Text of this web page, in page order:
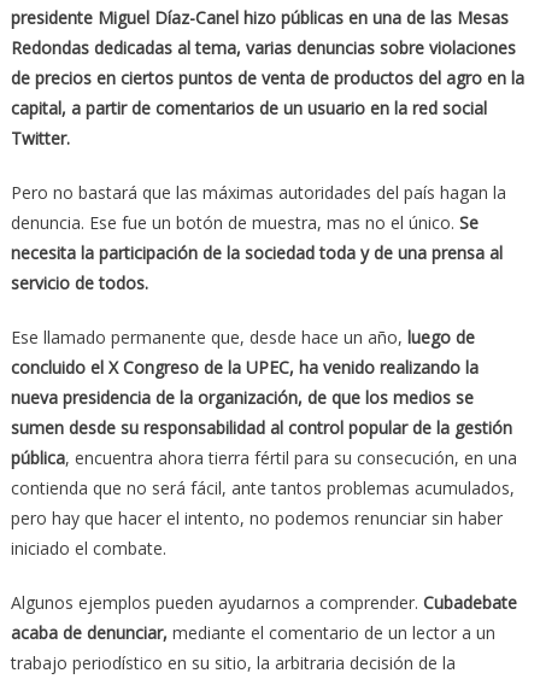
presidente Miguel Díaz-Canel hizo públicas en una de las Mesas
Redondas dedicadas al tema, varias denuncias sobre violaciones
de precios en ciertos puntos de venta de productos del agro en la
capital, a partir de comentarios de un usuario en la red social
Twitter.
Pero no bastará que las máximas autoridades del país hagan la
denuncia. Ese fue un botón de muestra, mas no el único. Se
necesita la participación de la sociedad toda y de una prensa al
servicio de todos.
Ese llamado permanente que, desde hace un año, luego de
concluido el X Congreso de la UPEC, ha venido realizando la
nueva presidencia de la organización, de que los medios se
sumen desde su responsabilidad al control popular de la gestión
pública, encuentra ahora tierra fértil para su consecución, en una
contienda que no será fácil, ante tantos problemas acumulados,
pero hay que hacer el intento, no podemos renunciar sin haber
iniciado el combate.
Algunos ejemplos pueden ayudarnos a comprender. Cubadebate
acaba de denunciar, mediante el comentario de un lector a un
trabajo periodístico en su sitio, la arbitraria decisión de la